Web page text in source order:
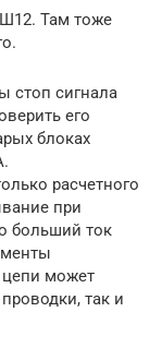
Ш12. Там тоже
стоп сигнала
его
блоках
расчетного
при
больший ток
может
так и